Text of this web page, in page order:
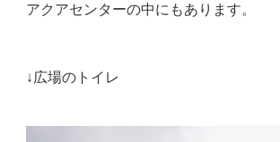
アクアセンターの中にもあります。
↓広場のトイレ